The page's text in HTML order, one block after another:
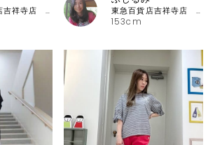
東急百貨店吉祥寺店 ピッコーネ
153cm
東急百貨店吉祥寺店 ピッコーネ